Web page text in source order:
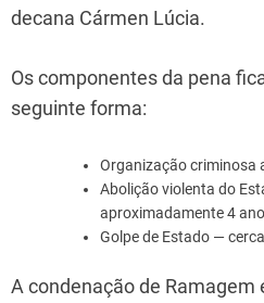
decana Cármen Lúcia.
Os componentes da pena
seguinte forma:
Organização criminosa
Abolição violenta do
aproximadamente 4
Golpe de Estado —
A condenação de Ramagem